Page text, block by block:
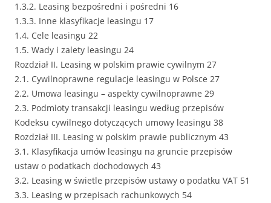
1.3.2. Leasing bezpośredni i pośredni 16
1.3.3. Inne klasyfikacje leasingu 17
1.4. Cele leasingu 22
1.5. Wady i zalety leasingu 24
Rozdział II. Leasing w polskim prawie cywilnym 27
2.1. Cywilnoprawne regulacje leasingu w Polsce 27
2.2. Umowa leasingu – aspekty cywilnoprawne 29
2.3. Podmioty transakcji leasingu według przepisów
Kodeksu cywilnego dotyczących umowy leasingu 38
Rozdział III. Leasing w polskim prawie publicznym 43
3.1. Klasyfikacja umów leasingu na gruncie przepisów
ustaw o podatkach dochodowych 43
3.2. Leasing w świetle przepisów ustawy o podatku VAT 51
3.3. Leasing w przepisach rachunkowych 54